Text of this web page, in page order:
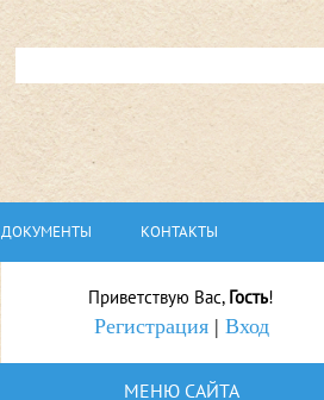
ДОКУМЕНТЫ КОНТАКТЫ
Приветствую Вас, Гость!
Регистрация| Вход
МЕНЮ САЙТА